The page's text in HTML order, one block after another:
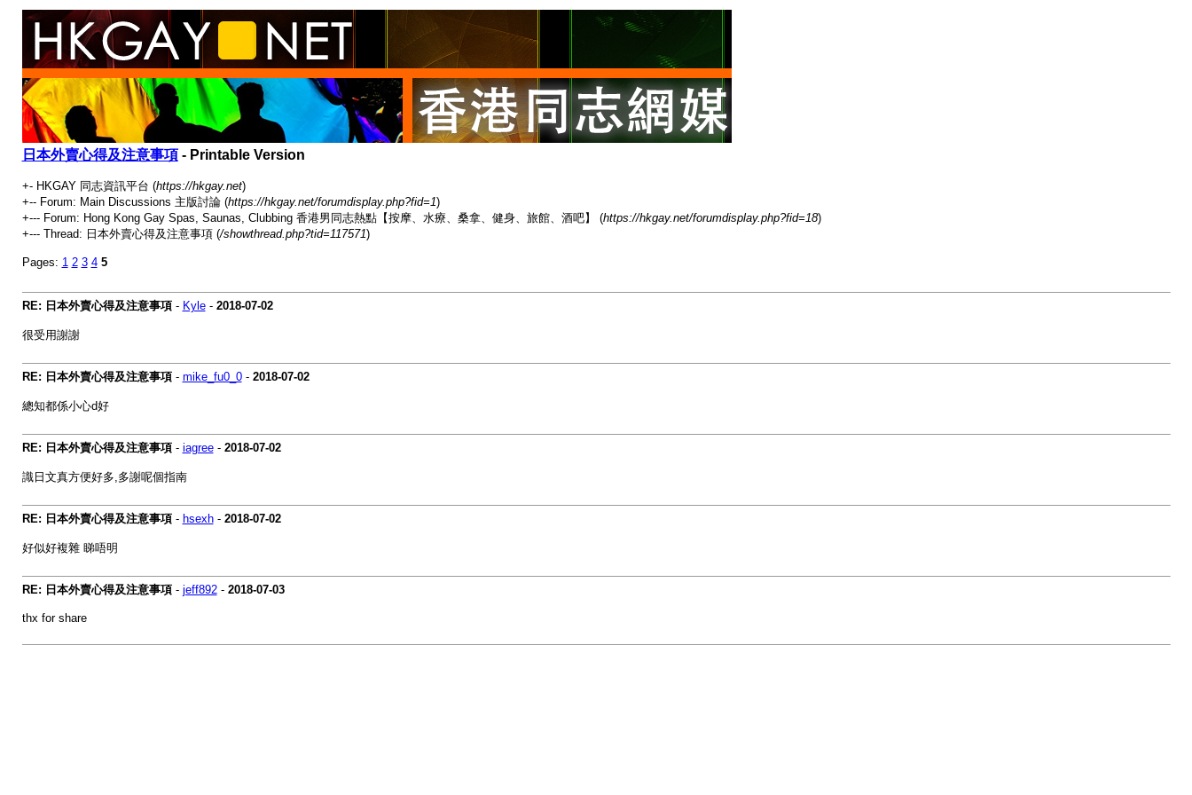
日本外賣心得及注意事項- Printable Version
+- HKGAY 同志資訊平台 (https://hkgay.net)
+-- Forum: Main Discussions 主版討論 (https://hkgay.net/forumdisplay.php?fid=1)
+--- Forum: Hong Kong Gay Spas, Saunas, Clubbing 香港男同志熱點【按摩、水療、桑拿、健身、旅館、酒吧】 (https://hkgay.net/forumdisplay.php?fid=18)
+--- Thread: 日本外賣心得及注意事項 (/showthread.php?tid=117571)
Pages: 1 2 3 4 5
RE: 日本外賣心得及注意事項- Kyle- 2018-07-02
很受用謝謝
RE: 日本外賣心得及注意事項- mike_fu0_0- 2018-07-02
總知都係小心d好
RE: 日本外賣心得及注意事項- iagree- 2018-07-02
識日文真方便好多,多謝呢個指南
RE: 日本外賣心得及注意事項- hsexh- 2018-07-02
好似好複雜 睇唔明
RE: 日本外賣心得及注意事項- jeff892- 2018-07-03
thx for share